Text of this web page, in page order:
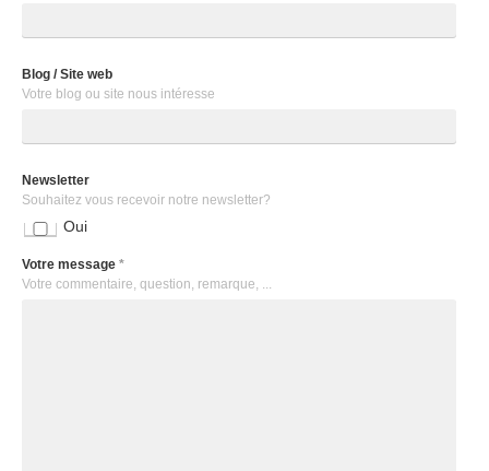
Blog / Site web
Votre blog ou site nous intéresse
Newsletter
Souhaitez vous recevoir notre newsletter?
Oui
Votre message *
Votre commentaire, question, remarque, ...